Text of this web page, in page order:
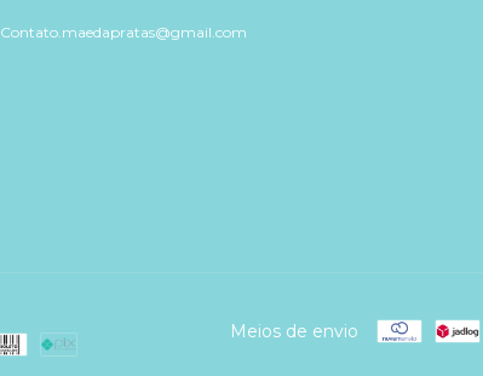
Contato.maedapratas@gmail.com
Meios de envio